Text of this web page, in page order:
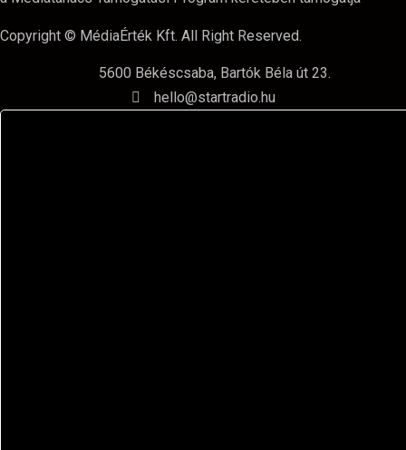
Copyright © MédiaÉrték Kft. All Right Reserved.
5600 Békéscsaba, Bartók Béla út 23.
hello@startradio.hu